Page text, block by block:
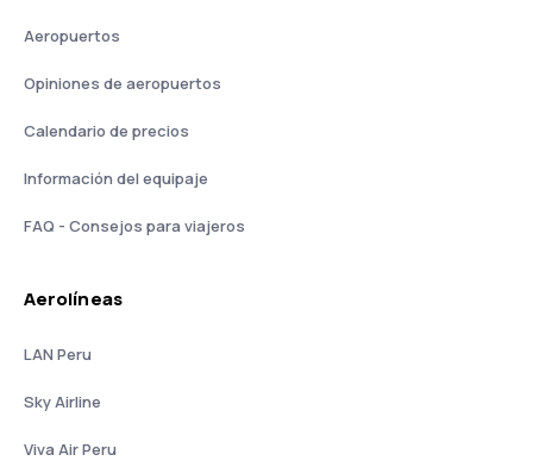
Aeropuertos
Opiniones de aeropuertos
Calendario de precios
Información del equipaje
FAQ - Consejos para viajeros
Aerolíneas
LAN Peru
Sky Airline
Viva Air Peru